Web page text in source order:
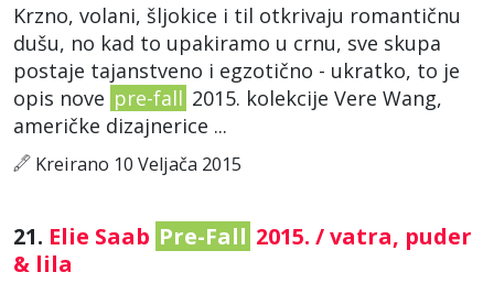
Krzno, volani, šljokice i til otkrivaju romantičnu
dušu, no kad to upakiramo u crnu, sve skupa
postaje tajanstveno i egzotično - ukratko, to je
opis nove pre-fall 2015. kolekcije Vere Wang,
američke dizajnerice ...
Kreirano 10 Veljača 2015
21. Elie Saab Pre-Fall 2015. / vatra, puder
& lila